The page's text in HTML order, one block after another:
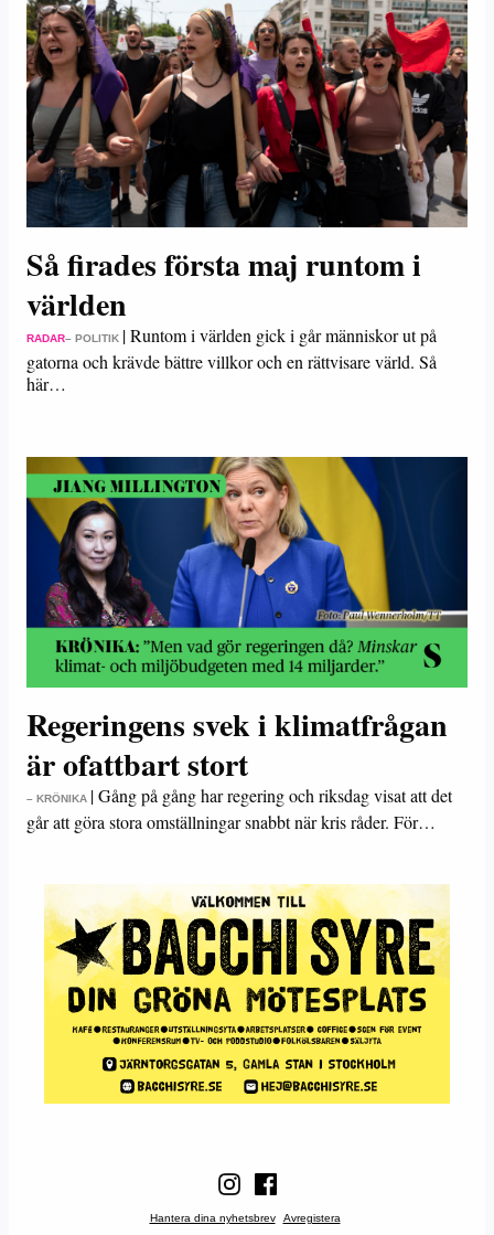
Så firades första maj runtom i
världen
RADAR– POLITIK |Runtom i världen gick i går människor ut på
gatorna och krävde bättre villkor och en rättvisare värld. Så
här…
Regeringens svek i klimatfrågan
är ofattbart stort
– KRÖNIKA |Gång på gång har regering och riksdag visat att det
går att göra stora omställningar snabbt när kris råder. För…
Hantera dina nyhetsbrev Avregistera